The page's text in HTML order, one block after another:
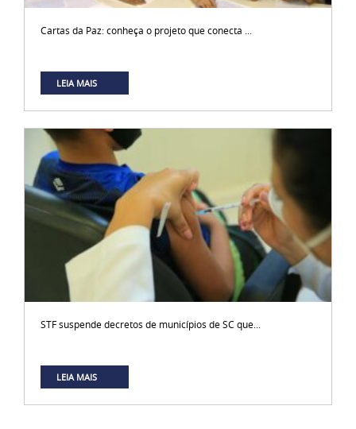
Cartas da Paz: conheça o projeto que conecta ...
LEIA MAIS
STF suspende decretos de municípios de SC que...
LEIA MAIS